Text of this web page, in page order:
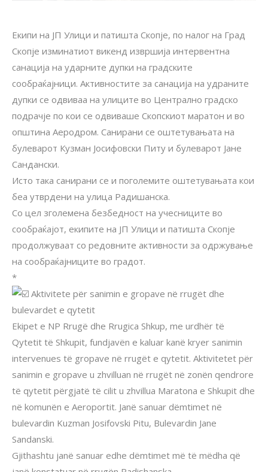
Екипи на ЈП Улици и патишта Скопје, по налог на Град
Скопје изминатиот викенд извршија интервентна
санација на ударните дупки на градските
сообраќајници. Активностите за санација на удраните
дупки се одвиваа на улиците во Централно градско
подрачје по кои се одвиваше Скопскиот маратон и во
општина Аеродром. Санирани се оштетувањата на
булеварот Кузман Јосифовски Питу и булеварот Јане
Сандански.
Исто така санирани се и поголемите оштетувањата кои
беа утврдени на улица Радишанска.
Со цел зголемена безбедност на учесниците во
сообраќајот, екипите на ЈП Улици и патишта Скопје
продолжуваат со редовните активности за одржување
на сообраќајниците во градот.
*
Aktivitete për sanimin e gropave në rrugët dhe
bulevardet e qytetit
Ekipet e NP Rrugë dhe Rrugica Shkup, me urdhër të
Qytetit të Shkupit, fundjavën e kaluar kanë kryer sanimin
intervenues të gropave në rrugët e qytetit. Aktivitetet për
sanimin e gropave u zhvilluan në rrugët në zonën qendrore
të qytetit përgjatë të cilit u zhvillua Maratona e Shkupit dhe
në komunën e Aeroportit. Janë sanuar dëmtimet në
bulevardin Kuzman Josifovski Pitu, Bulevardin Jane
Sandanski.
Gjithashtu janë sanuar edhe dëmtimet më të mëdha që